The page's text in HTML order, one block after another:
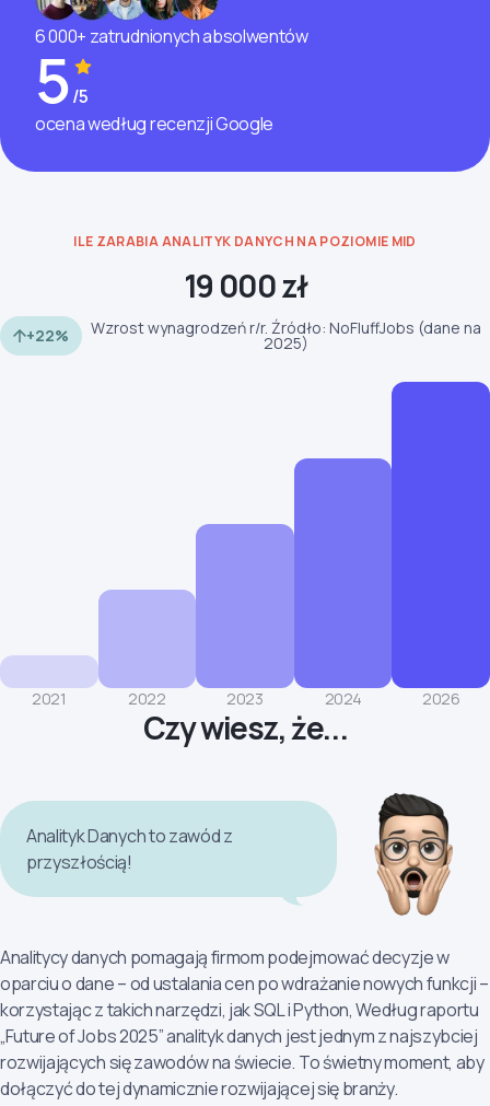
6 000+ zatrudnionych absolwentów
5 /5
ocena według recenzji Google
ILE ZARABIA ANALITYK DANYCH NA POZIOMIE MID
19 000 zł
+22% Wzrost wynagrodzeń r/r. Źródło: NoFluffJobs (dane na
2025)
2021 2022 2023 2024 2026
Czy wiesz, że...
Analitycy danych pomagają firmom podejmować decyzje w
oparciu o dane – od ustalania cen po wdrażanie nowych funkcji –
korzystając z takich narzędzi, jak SQL i Python, Według raportu
„Future of Jobs 2025” analityk danych jest jednym z najszybciej
rozwijających się zawodów na świecie. To świetny moment, aby
dołączyć do tej dynamicznie rozwijającej się branży.
Analityk Danych to zawód z
przyszłością!